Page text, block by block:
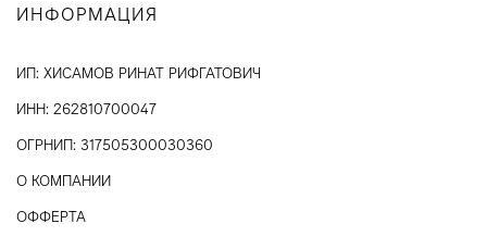
ИНФОРМАЦИЯ
ИП: ХИСАМОВ РИНАТ РИФГАТОВИЧ
ИНН: 262810700047
ОГРНИП: 317505300030360
О КОМПАНИИ
ОФФЕРТА